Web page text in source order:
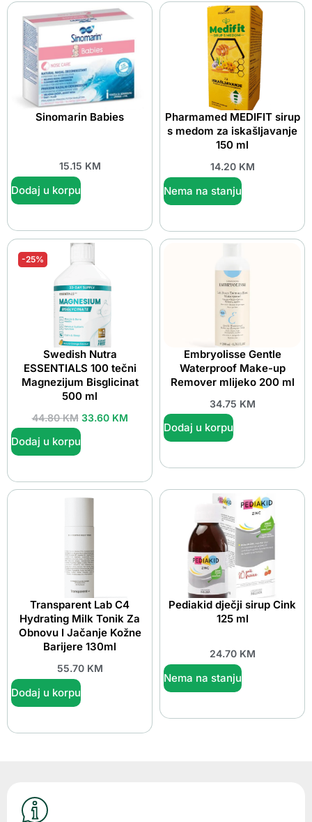
Sinomarin Babies
15.15 KM
Dodaj u korpu
Pharmamed MEDIFIT sirup
s medom za iskašljavanje
150 ml
14.20 KM
Nema na stanju
-25%
Swedish Nutra
ESSENTIALS 100 tečni
Magnezijum Bisglicinat
500 ml
44.80KM 33.60 KM
Dodaj u korpu
Embryolisse Gentle
Waterproof Make-up
Remover mlijeko 200 ml
34.75 KM
Dodaj u korpu
Transparent Lab C4
Hydrating Milk Tonik Za
Obnovu I Jačanje Kožne
Barijere 130ml
55.70 KM
Dodaj u korpu
Pediakid dječji sirup Cink
125 ml
24.70 KM
Nema na stanju